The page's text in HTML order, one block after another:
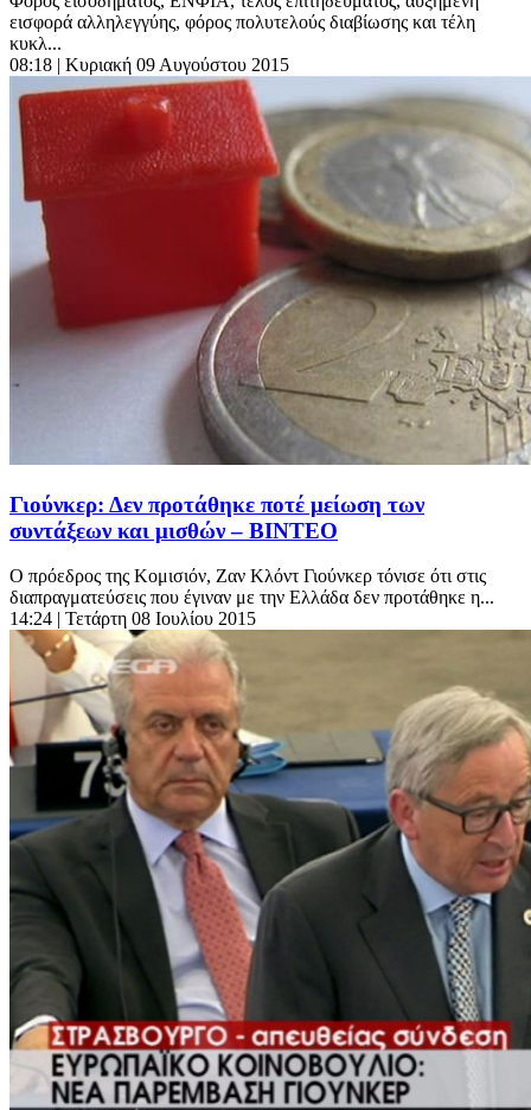
εισφορά αλληλεγγύης, φόρος πολυτελούς διαβίωσης και τέλη
κυκλ...
08:18 | Κυριακή 09 Αυγούστου 2015
Γιούνκερ: Δεν προτάθηκε ποτέ μείωση των
συντάξεων και μισθών – ΒΙΝΤΕΟ
Ο πρόεδρος της Κομισιόν, Ζαν Κλόντ Γιούνκερ τόνισε ότι στις
διαπραγματεύσεις που έγιναν με την Ελλάδα δεν προτάθηκε η...
14:24 | Τετάρτη 08 Ιουλίου 2015